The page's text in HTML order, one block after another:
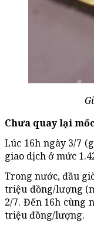
Chưa quay lại
Lúc 16h ngày 3/7
giao dịch ở mức
Trong nước, đầu
triệu đồng/lượng
2/7. Đến 16h cùng
triệu đồng/lượng.